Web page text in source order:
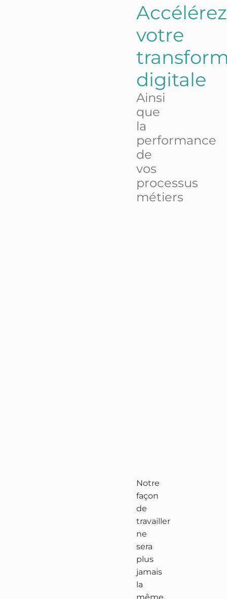
Accélérez
votre
digitale
Ainsi
que
la
performance
de
vos
processus
métiers
Notre
façon
de
travailler
ne
sera
plus
jamais
la